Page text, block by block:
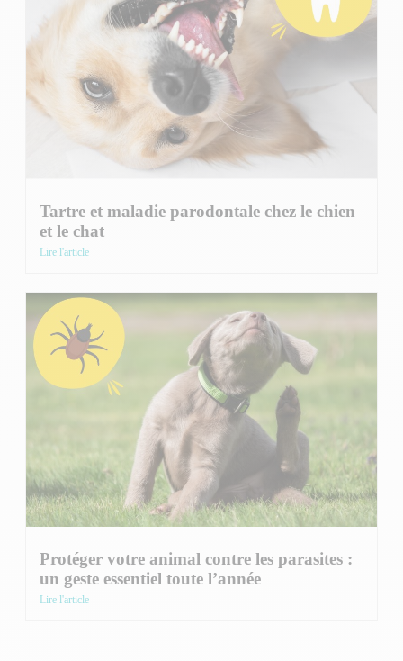
Tartre et maladie parodontale chez le chien
et le chat
Lire l'article
Protéger votre animal contre les parasites :
un geste essentiel toute l’année
Lire l'article